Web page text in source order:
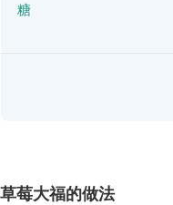
糖
草莓大福的做法